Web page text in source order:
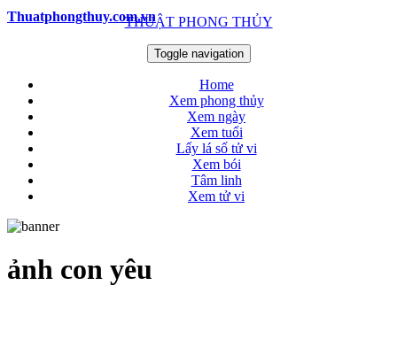
THUẬT PHONG THỦY
Thuatphongthuy.com.vn
Toggle navigation
Home
Xem phong thủy
Xem ngày
Xem tuổi
Lấy lá số tử vi
Xem bói
Tâm linh
Xem tử vi
ảnh con yêu